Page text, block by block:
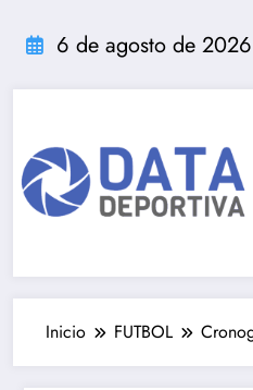
6 de agosto de 2026
Inicio FUTBOL